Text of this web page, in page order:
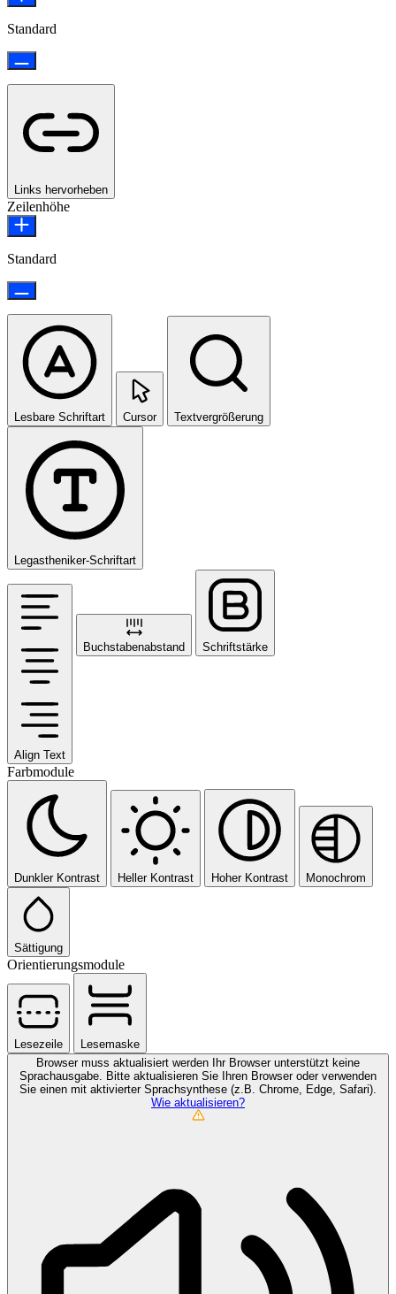
Standard
Links hervorheben
Zeilenhöhe
Standard
Lesbare Schriftart Cursor Textvergrößerung
Legastheniker-Schriftart
Align Text
Buchstabenabstand Schriftstärke
Farbmodule
Dunkler Kontrast Heller Kontrast Hoher Kontrast Monochrom
Sättigung
Orientierungsmodule
Lesezeile
Lesemaske
Browser muss aktualisiert werden
Ihr Browser unterstützt keine
Sprachausgabe. Bitte aktualisieren Sie Ihren Browser oder verwenden
Sie einen mit aktivierter Sprachsynthese (z.B. Chrome, Edge, Safari).
Wie aktualisieren?